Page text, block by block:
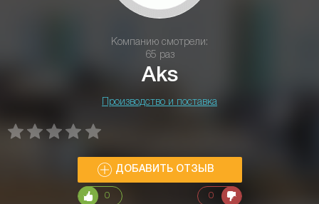
Компанию смотрели:
65 раз
Aks
Производство и поставка
ДОБАВИТЬ ОТЗЫВ
0 0